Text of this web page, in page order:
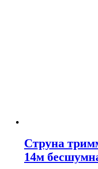
Струна
14м